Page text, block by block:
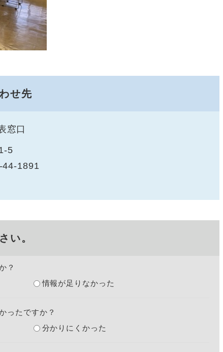
せ先
窓口
5
44-1891
い。
？
情報が足りなかった
ったですか？
分かりにくかった